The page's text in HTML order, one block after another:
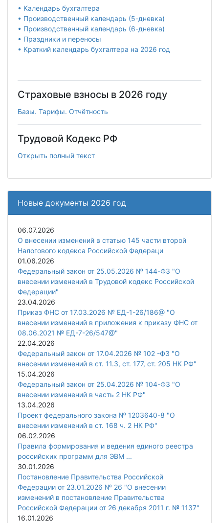
• Календарь бухгалтера
• Производственный календарь (5-дневка)
• Производственный календарь (6-дневка)
• Праздники и переносы
• Краткий календарь бухгалтера на 2026 год
Страховые взносы в 2026 году
Базы. Тарифы. Отчётность
Трудовой Кодекс РФ
Открыть полный текст
Новые документы 2026 год
06.07.2026
О внесении изменений в статью 145 части второй
Налогового кодекса Российской Федераци
01.06.2026
Федеральный закон от 25.05.2026 № 144-ФЗ "О
внесении изменений в Трудовой кодекс Российской
Федерации"
23.04.2026
Приказ ФНС от 17.03.2026 № ЕД-1-26/186@ "О
внесении изменений в приложения к приказу ФНС от
08.06.2021 № ЕД-7-26/547@"
22.04.2026
Федеральный закон от 17.04.2026 № 102 -ФЗ "О
внесении изменений в ст. 11.3, ст. 177, ст. 205 НК РФ"
15.04.2026
Федеральный закон от 25.04.2026 № 104-ФЗ "О
внесении изменений в часть 2 НК РФ"
13.04.2026
Проект федерального закона № 1203640-8 "О
внесении изменений в ст. 168 ч. 2 НК РФ"
06.02.2026
Правила формирования и ведения единого реестра
российских программ для ЭВМ ...
30.01.2026
Постановление Правительства Российской
Федерации от 23.01.2026 № 26 "О внесении
изменений в постановление Правительства
Российской Федерации от 26 декабря 2011 г. № 1137"
16.01.2026